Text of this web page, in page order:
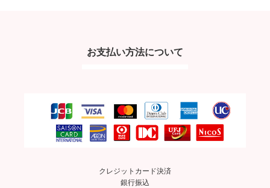
お支払い方法について
クレジットカード決済
銀行振込